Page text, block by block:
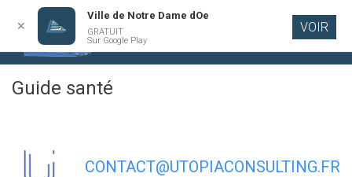
contenu
Guide santé
CONTACT@UTOPIACONSULTING.FR
✕
Ville de Notre Dame dOe
GRATUIT
Sur Google Play
VOIR